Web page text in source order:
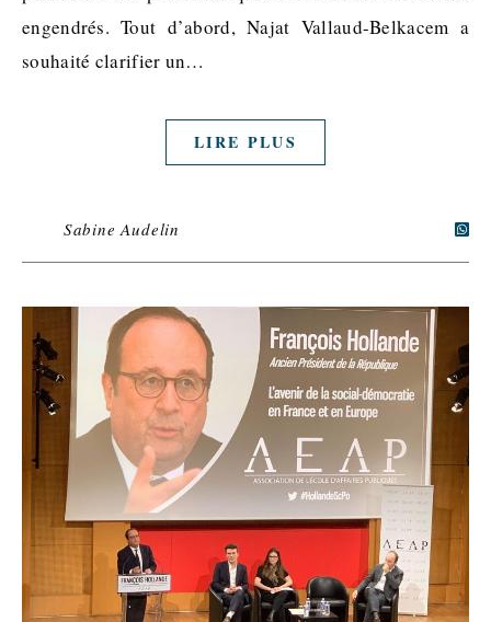
engendrés. Tout d’abord, Najat Vallaud-Belkacem a
souhaité clarifier un…
LIRE PLUS
Sabine Audelin